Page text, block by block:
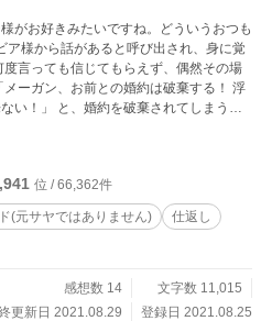
がお好きみたいですね。どういうおつも
てしまう。
位 / 66,362件
(元サヤではありません)
仕返し
感想数 14
文字数 11,015
更新日 2021.08.29
登録日 2021.08.25